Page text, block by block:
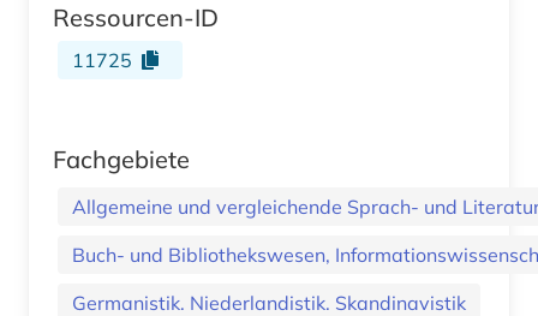
Ressourcen-ID
11725
Fachgebiete
Allgemeine und vergleichende Sprach- und
Buch- und Bibliothekswesen,
Germanistik. Niederlandistik. Skandinavistik